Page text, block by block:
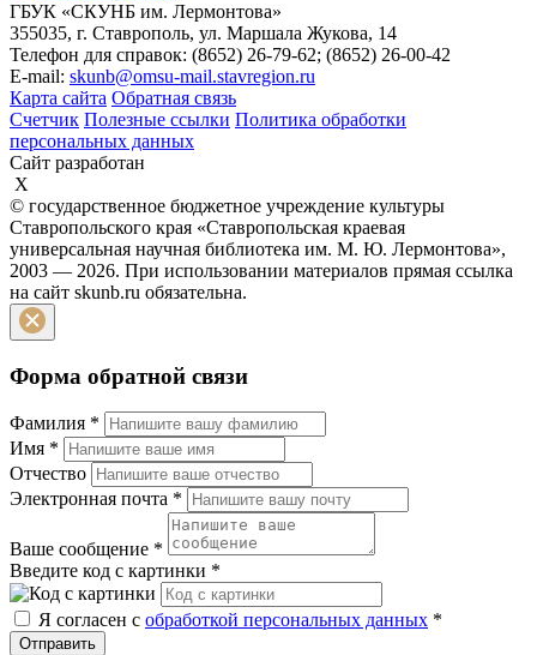
ГБУК «СКУНБ им. Лермонтова»
355035, г. Ставрополь, ул. Маршала Жукова, 14
Телефон для справок: (8652) 26-79-62; (8652) 26-00-42
E-mail: skunb@omsu-mail.stavregion.ru
Карта сайта Обратная связь
Счетчик Полезные ссылки Политика обработки
персональных данных
Сайт разработан
X
© государственное бюджетное учреждение культуры
Ставропольского края «Ставропольская краевая
универсальная научная библиотека им. М. Ю. Лермонтова»,
2003 — 2026. При использовании материалов прямая ссылка
на сайт skunb.ru обязательна.
Форма обратной связи
Фамилия *
Имя *
Отчество
Электронная почта *
Ваше сообщение *
Введите код с картинки *
Я согласен с обработкой персональных данных *
Отправить